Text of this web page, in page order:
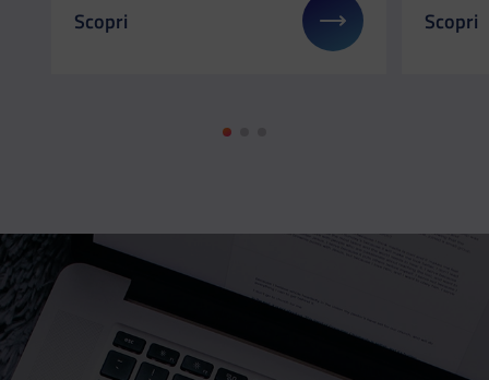
Il link ti porterà ad avere maggiori dettagli su:
Scopri Il link
Scopri